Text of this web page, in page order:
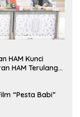
HAM Kunci
HAM Terulang
“Pesta Babi”